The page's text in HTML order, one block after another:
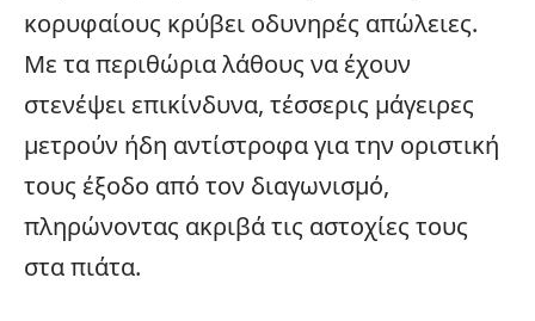
κορυφαίους κρύβει οδυνηρές απώλειες.
Με τα περιθώρια λάθους να έχουν
στενέψει επικίνδυνα, τέσσερις μάγειρες
μετρούν ήδη αντίστροφα για την οριστική
τους έξοδο από τον διαγωνισμό,
πληρώνοντας ακριβά τις αστοχίες τους
στα πιάτα.